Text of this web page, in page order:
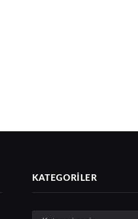
KATEGORILER
Kategoriler